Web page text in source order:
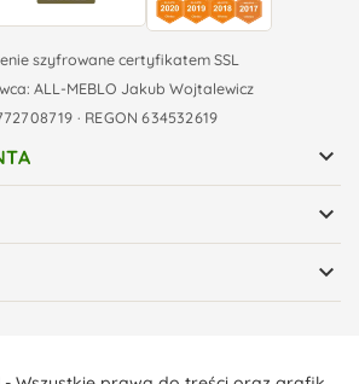
szyfrowane certyfikatem SSL
ALL-MEBLO Jakub Wojtalewicz
· REGON 634532619


